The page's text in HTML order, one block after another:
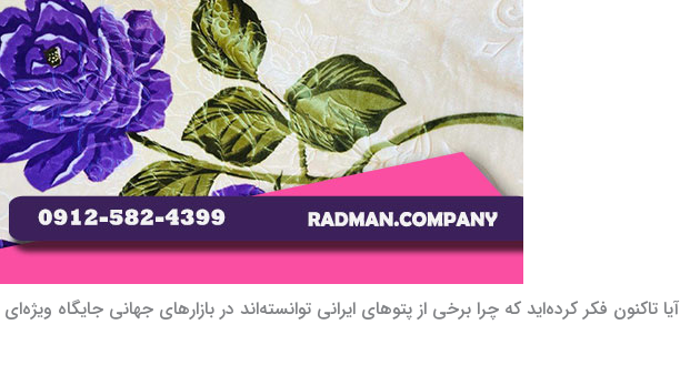
آیا تاکنون فکر کرده‌اید که چرا برخی از پتوهای ایرانی توانسته‌اند در بازارهای جهانی جایگاه